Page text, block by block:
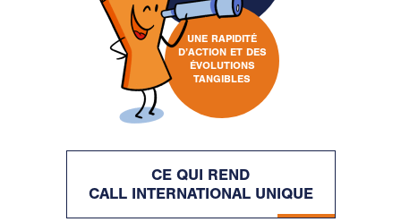
UNE RAPIDITÉ
D’ACTION ET DES
ÉVOLUTIONS
TANGIBLES
CE QUI REND
CALL INTERNATIONAL UNIQUE